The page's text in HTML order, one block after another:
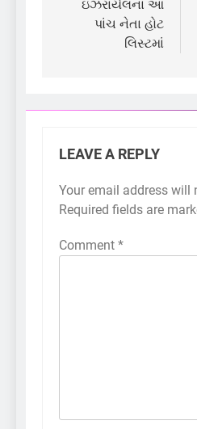
ઇઝરાયેલના આ
પાંચ નેતા હોટ
લિસ્ટમાં
LEAVE A REPLY
Your email address will
Required fields are
Comment *